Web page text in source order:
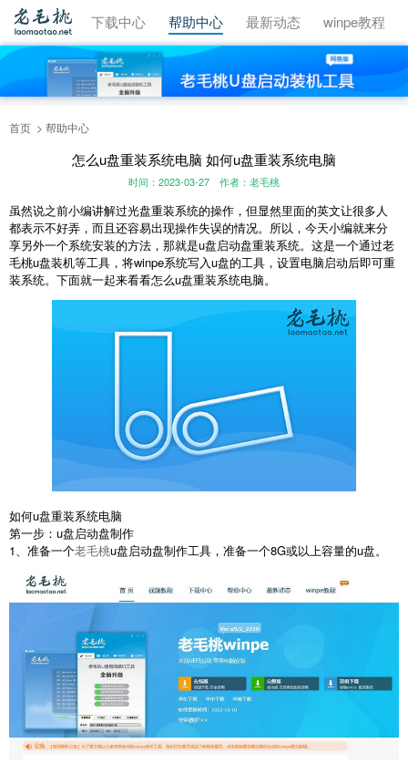
视频教程 下载中心 帮助中心 最新动态 winpe教程
首页 帮助中心
怎么u盘重装系统电脑 如何u盘重装系统电脑
时间：2023-03-27 作者：老毛桃
虽然说之前小编讲解过光盘重装系统的操作，但显然里面的英文让很多人
都表示不好弄，而且还容易出现操作失误的情况。所以，今天小编就来分
享另外一个系统安装的方法，那就是u盘启动盘重装系统。这是一个通过老
毛桃u盘装机等工具，将winpe系统写入u盘的工具，设置电脑启动后即可重
装系统。下面就一起来看看怎么u盘重装系统电脑。
如何u盘重装系统电脑
第一步：u盘启动盘制作
1、准备一个老毛桃u盘启动盘制作工具，准备一个8G或以上容量的u盘。